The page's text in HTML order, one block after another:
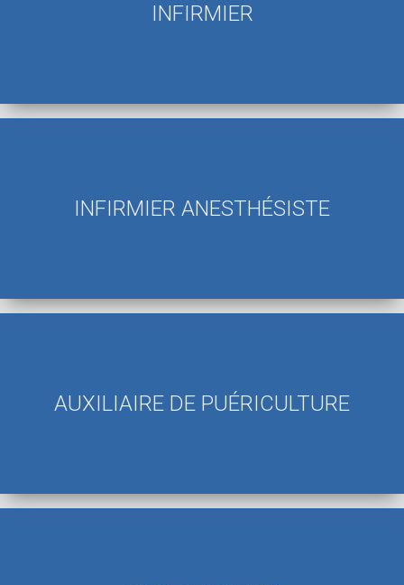
INFIRMIER
INFIRMIER ANESTHÉSISTE
AUXILIAIRE DE PUÉRICULTURE